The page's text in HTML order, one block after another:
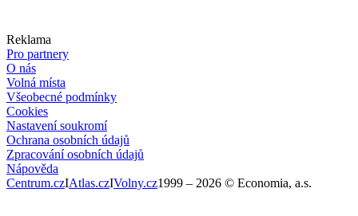
Reklama
Pro partnery
O nás
Volná místa
Všeobecné podmínky
Cookies
Nastavení soukromí
Ochrana osobních údajů
Zpracování osobních údajů
Nápověda
Centrum.czIAtlas.czIVolny.cz1999 – 2026 © Economia, a.s.